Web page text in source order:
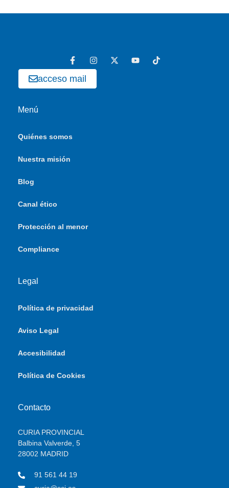
acceso mail
Menú
Quiénes somos
Nuestra misión
Blog
Canal ético
Protección al menor
Compliance
Legal
Política de privacidad
Aviso Legal
Accesibilidad
Política de Cookies
Contacto
CURIA PROVINCIAL
Balbina Valverde, 5
28002 MADRID
91 561 44 19